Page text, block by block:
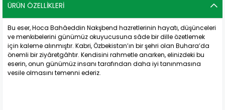
ÜRÜN ÖZELLIKLERI
Bu eser, Hoca Bahâeddin Nakşbend hazretlerinin hayatı, düşünceleri
ve menkıbelerini günümüz okuyucusuna sâde bir dille özetlemek
için kaleme alınmıştır. Kabri, Özbekistan’ın bir şehri olan Buhara’da
önemli bir ziyâretgâhtır. Kendisini rahmetle anarken, elinizdeki bu
eserin, onun günümüz insanı tarafından daha iyi tanınmasına
vesile olmasını temenni ederiz.